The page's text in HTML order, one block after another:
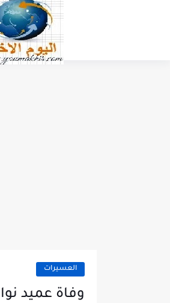
العسيرات
وفاة عميد